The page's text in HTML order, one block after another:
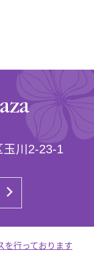
玉川2-23-1
を行っております